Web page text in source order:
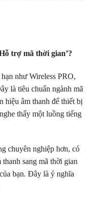
trợ mã thời gian’?
như Wireless PRO,
là tiêu chuẩn ngành mã
hiệu âm thanh để thiết bị
thấy một luồng tiếng
chuyên nghiệp hơn, có
sang mã thời gian
bạn. Đây là ý nghĩa